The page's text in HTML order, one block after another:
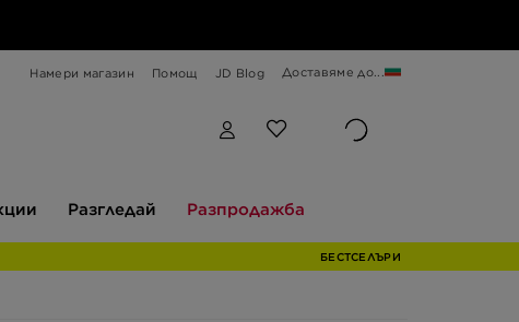
Намери магазин Помощ JD Blog Доставяме до...
Разгледай Разпродажба
БЕСТСЕЛЪРИ